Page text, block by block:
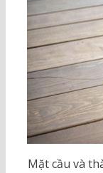
Mặt cầu và